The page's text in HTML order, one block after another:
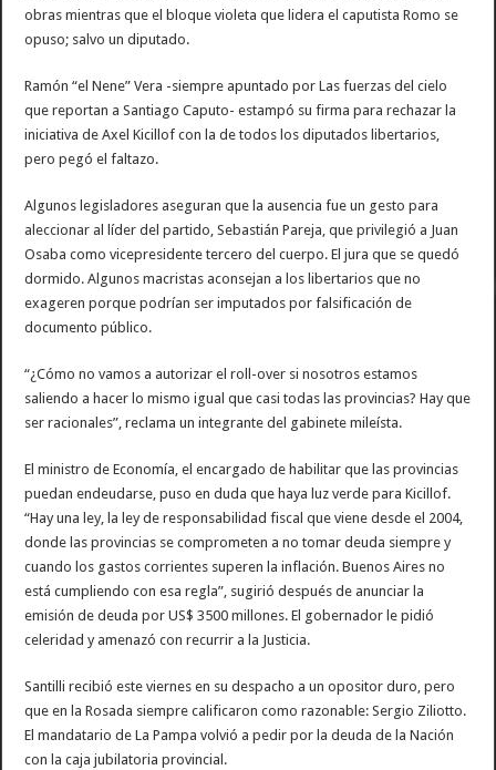
obras mientras que el bloque violeta que lidera el caputista Romo se
opuso; salvo un diputado.
Ramón “el Nene” Vera -siempre apuntado por Las fuerzas del cielo
que reportan a Santiago Caputo- estampó su firma para rechazar la
iniciativa de Axel Kicillof con la de todos los diputados libertarios,
pero pegó el faltazo.
Algunos legisladores aseguran que la ausencia fue un gesto para
aleccionar al líder del partido, Sebastián Pareja, que privilegió a Juan
Osaba como vicepresidente tercero del cuerpo. El jura que se quedó
dormido. Algunos macristas aconsejan a los libertarios que no
exageren porque podrían ser imputados por falsificación de
documento público.
“¿Cómo no vamos a autorizar el roll-over si nosotros estamos
saliendo a hacer lo mismo igual que casi todas las provincias? Hay que
ser racionales”, reclama un integrante del gabinete mileísta.
El ministro de Economía, el encargado de habilitar que las provincias
puedan endeudarse, puso en duda que haya luz verde para Kicillof.
“Hay una ley, la ley de responsabilidad fiscal que viene desde el 2004,
donde las provincias se comprometen a no tomar deuda siempre y
cuando los gastos corrientes superen la inflación. Buenos Aires no
está cumpliendo con esa regla”, sugirió después de anunciar la
emisión de deuda por US$ 3500 millones. El gobernador le pidió
celeridad y amenazó con recurrir a la Justicia.
Santilli recibió este viernes en su despacho a un opositor duro, pero
que en la Rosada siempre calificaron como razonable: Sergio Ziliotto.
El mandatario de La Pampa volvió a pedir por la deuda de la Nación
con la caja jubilatoria provincial.